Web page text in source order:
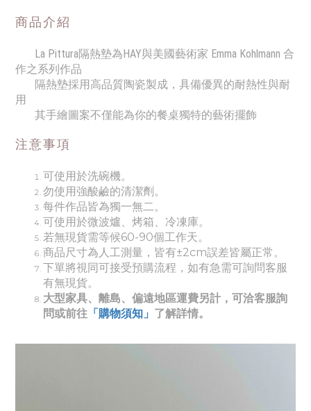
商品介紹
La Pittura隔熱墊為HAY與美國藝術家 Emma Kohlmann 合
作之系列作品
隔熱墊採用高品質陶瓷製成，具備優異的耐熱性與耐
用
其手繪圖案不僅能為你的餐桌獨特的藝術擺飾
注意事項
可使用於洗碗機。
勿使用強酸鹼的清潔劑。
每件作品皆為獨一無二。
可使用於微波爐、烤箱、冷凍庫。
若無現貨需等候60-90個工作天。
商品尺寸為人工測量，皆有±2cm誤差皆屬正常。
下單將視同可接受預購流程，如有急需可詢問客服
有無現貨。
大型家具、離島、偏遠地區運費另計，可洽客服詢
問或前往 「購物須知」 了解詳情。